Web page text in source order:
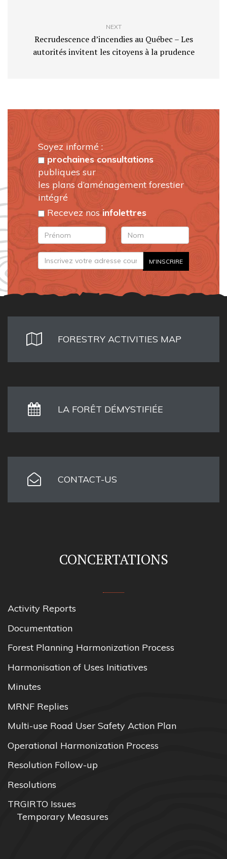
NEXT
Recrudescence d’incendies au Québec – Les
autorités invitent les citoyens à la prudence
Soyez informé :
prochaines consultations
publiques sur
les plans d’aménagement forestier
intégré
Recevez nosinfolettres
FORESTRY ACTIVITIES MAP
LA FORÊT DÉMYSTIFIÉE
CONTACT-US
CONCERTATIONS
Activity Reports
Documentation
Forest Planning Harmonization Process
Harmonisation of Uses Initiatives
Minutes
MRNF Replies
Multi-use Road User Safety Action Plan
Operational Harmonization Process
Resolution Follow-up
Resolutions
TRGIRTO Issues
Temporary Measures